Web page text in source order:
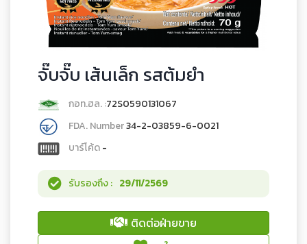
จั๊บจั๊บ เส้นเล็ก รสต้มยำ
กอท.ฮล. :72S0590131067
FDA. Number34-2-03859-6-0021
บาร์โค้ด-
รับรองถึง : 29/11/2569
ติดต่อฝ่ายขาย